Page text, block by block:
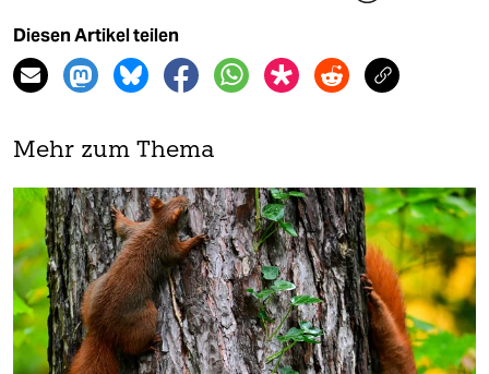
Diesen Artikel teilen
Mehr zum Thema